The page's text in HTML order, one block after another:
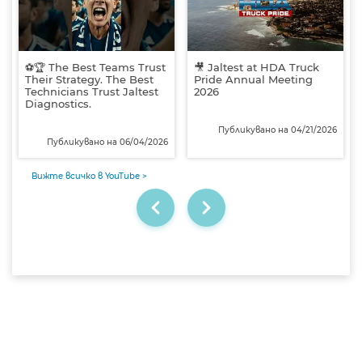
⚽🏆 The Best Teams Trust
Their Strategy. The Best
Technicians Trust Jaltest
Diagnostics.
Публикувано на 06/04/2026
🎥 Jaltest at HDA Truck
Pride Annual Meeting
2026
Публикувано на 04/21/2026
Вижте всичко в YouTube >